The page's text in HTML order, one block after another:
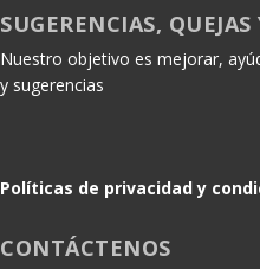
SUGERENCIAS,
Nuestro objetivo es mejorar,
y sugerencias
Políticas de privacidad y
CONTÁCTENOS